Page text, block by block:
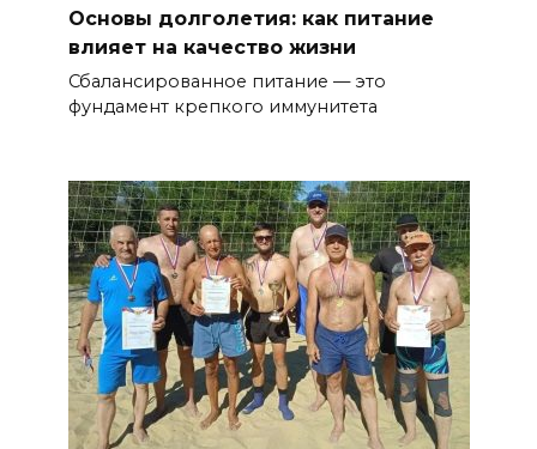
Основы долголетия: как питание
влияет на качество жизни
Сбалансированное питание — это
фундамент крепкого иммунитета